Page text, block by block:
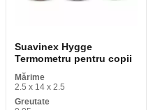
Suavinex Hygge
Termometru pentru copii
Mărime
2.5 x 14 x 2.5
Greutate